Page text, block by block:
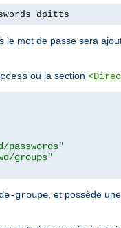
dpitts
mot de passe sera
ou la section
passwords"
groups"
groupe, et possède